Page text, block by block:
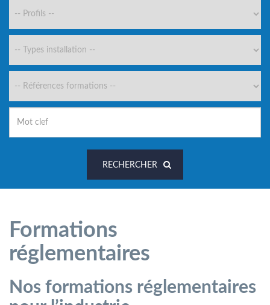
RECHERCHER
Formations
réglementaires
Nos formations réglementaires